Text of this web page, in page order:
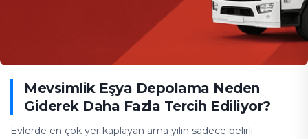
Mevsimlik Eşya Depolama Neden
Giderek Daha Fazla Tercih Ediliyor?
Evlerde en çok yer kaplayan ama yılın sadece belirli